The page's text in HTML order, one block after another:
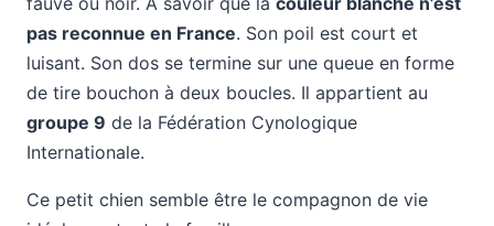
pas reconnue en France. Son poil est court et
luisant. Son dos se termine sur une queue en forme
de tire bouchon à deux boucles. Il appartient au
groupe 9 de la Fédération Cynologique
Internationale.
Ce petit chien semble être le compagnon de vie